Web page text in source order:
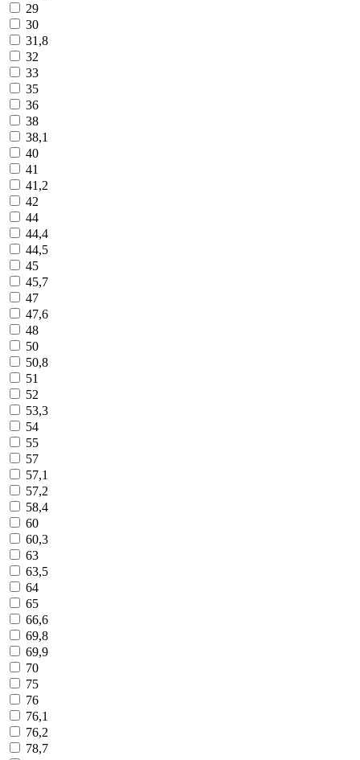
29
30
31,8
32
33
35
36
38
38,1
40
41
41,2
42
44
44,4
44,5
45
45,7
47
47,6
48
50
50,8
51
52
53,3
54
55
57
57,1
57,2
58,4
60
60,3
63
63,5
64
65
66,6
69,8
69,9
70
75
76
76,1
76,2
78,7